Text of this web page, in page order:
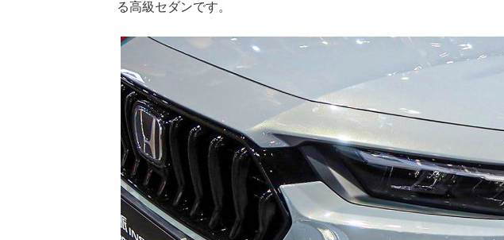
る高級セダンです。